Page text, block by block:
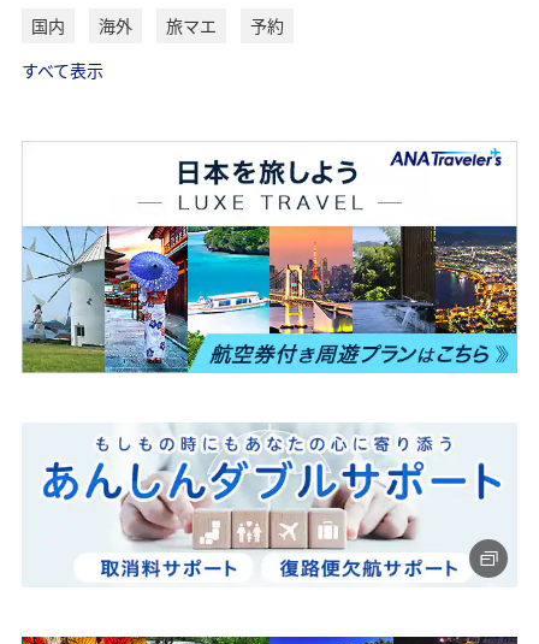
国内 海外 旅マエ
予約
すべて表示